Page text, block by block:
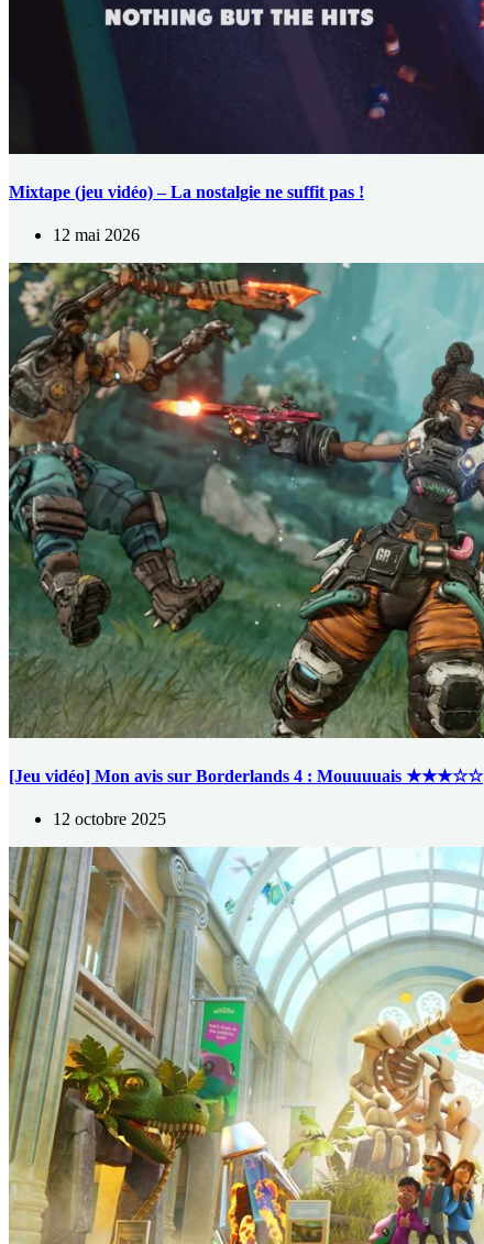
Mixtape (jeu vidéo) – La nostalgie ne suffit pas !
12 mai 2026
[Jeu vidéo] Mon avis sur Borderlands 4 : Mouuuuais ★★★☆☆
12 octobre 2025